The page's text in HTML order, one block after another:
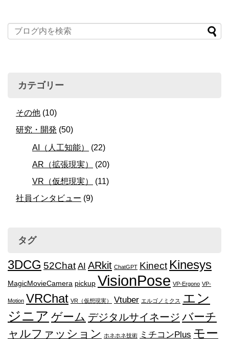
カテゴリー
その他 (10)
研究・開発 (50)
AI（人工知能）
(22)
AR（拡張現実）
(20)
VR（仮想現実）
(11)
社員インタビュー (9)
タグ
3DCG 52Chat AI ARkit ChatGPT Kinect Kinesys
MagicMovieCamera pickup VisionPose VP-Ergono VP-
Motion VRChat VR（仮想現実） Vtuber エルゴノミクス エン
ジニア ゲーム デジタルサイネージ バーチ
ャルファッション
ホネホネ技術 ミチコンPlus モー